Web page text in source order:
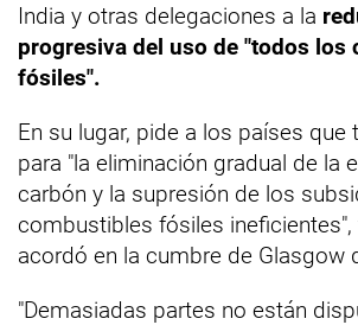
India y otras delegaciones a la
progresiva del uso de "todos los
fósiles".
En su lugar, pide a los países
para "la eliminación gradual de la
carbón y la supresión de los
combustibles fósiles
acordó en la cumbre de Glasgow
"Demasiadas partes no están